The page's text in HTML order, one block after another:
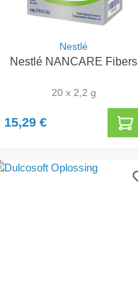
Nestlé
Nestlé NANCARE Fibers
20 x 2,2 g
15,29 €